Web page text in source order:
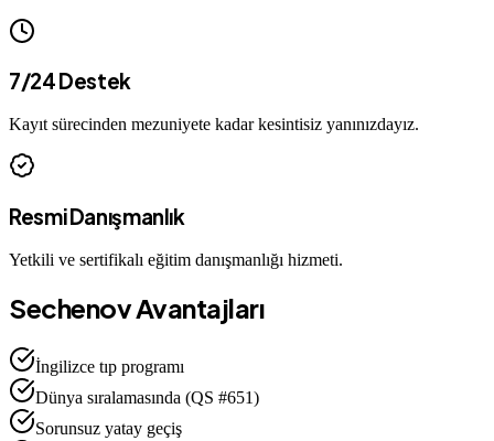
7/24 Destek
Kayıt sürecinden mezuniyete kadar kesintisiz yanınızdayız.
Resmi Danışmanlık
Yetkili ve sertifikalı eğitim danışmanlığı hizmeti.
SechenovAvantajları
İngilizce tıp programı
Dünya sıralamasında (QS #651)
Sorunsuz yatay geçiş